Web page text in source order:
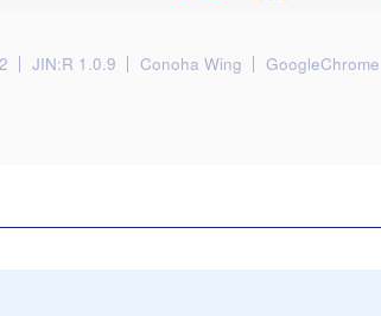
JIN:R 1.0.9 Conoha Wing GoogleChrome